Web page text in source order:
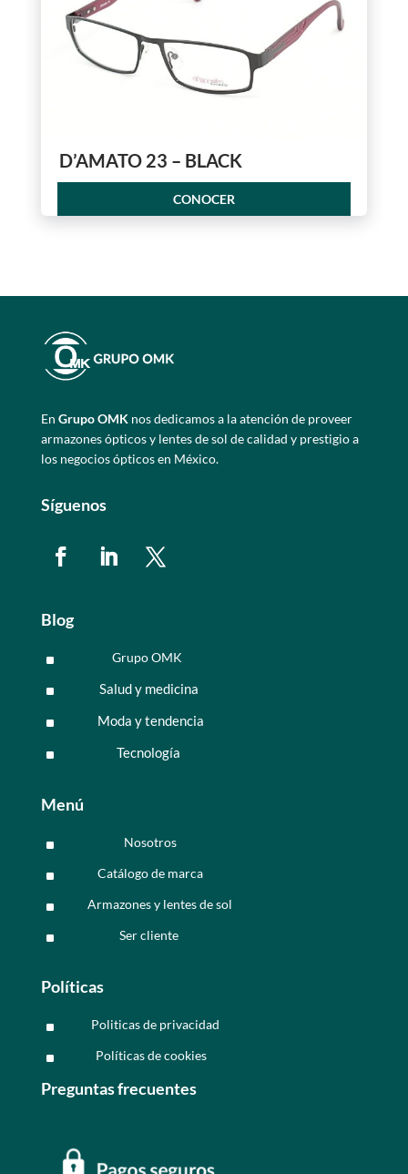
D’AMATO 23 – BLACK
CONOCER
En Grupo OMKnos dedicamos a la atención de proveer
armazones ópticos y lentes de sol de calidad y prestigio a
los negocios ópticos en México.
Síguenos
Blog
^ Grupo OMK
^ Salud y medicina
^ Moda y tendencia
^ Tecnología
Menú
^ Nosotros
^ Catálogo de marca
^ Armazones y lentes de sol
^ Ser cliente
Políticas
^ Politicas de privacidad
^ Políticas de cookies
Preguntas frecuentes